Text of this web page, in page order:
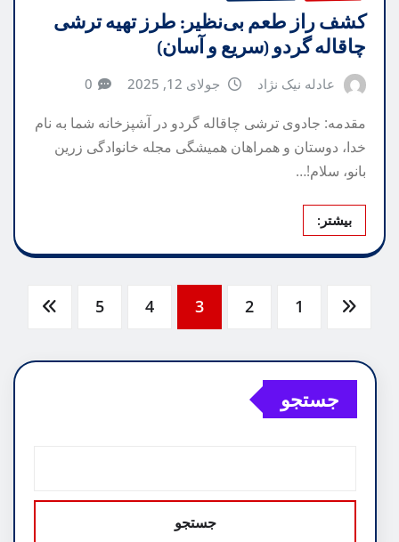
کشف راز طعم بی‌نظیر: طرز تهیه ترشی
چاقاله گردو (سریع و آسان)
عادله نیک نژاد جولای 12, 2025 0
مقدمه: جادوی ترشی چاقاله گردو در آشپزخانه شما به نام
خدا، دوستان و همراهان همیشگی مجله خانوادگی زرین
بانو، سلام!…
بیشتر:
صفحه‌بندی
نوشته‌ها
1
2
3
4
5
جستجو
جستجو